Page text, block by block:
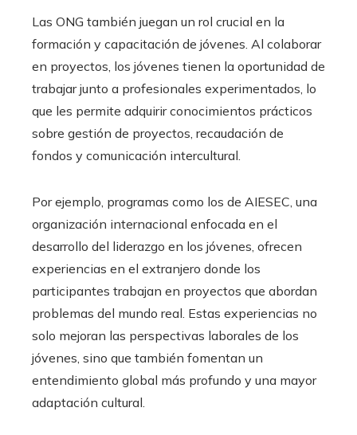
Las ONG también juegan un rol crucial en la
formación y capacitación de jóvenes. Al colaborar
en proyectos, los jóvenes tienen la oportunidad de
trabajar junto a profesionales experimentados, lo
que les permite adquirir conocimientos prácticos
sobre gestión de proyectos, recaudación de
fondos y comunicación intercultural.
Por ejemplo, programas como los de AIESEC, una
organización internacional enfocada en el
desarrollo del liderazgo en los jóvenes, ofrecen
experiencias en el extranjero donde los
participantes trabajan en proyectos que abordan
problemas del mundo real. Estas experiencias no
solo mejoran las perspectivas laborales de los
jóvenes, sino que también fomentan un
entendimiento global más profundo y una mayor
adaptación cultural.